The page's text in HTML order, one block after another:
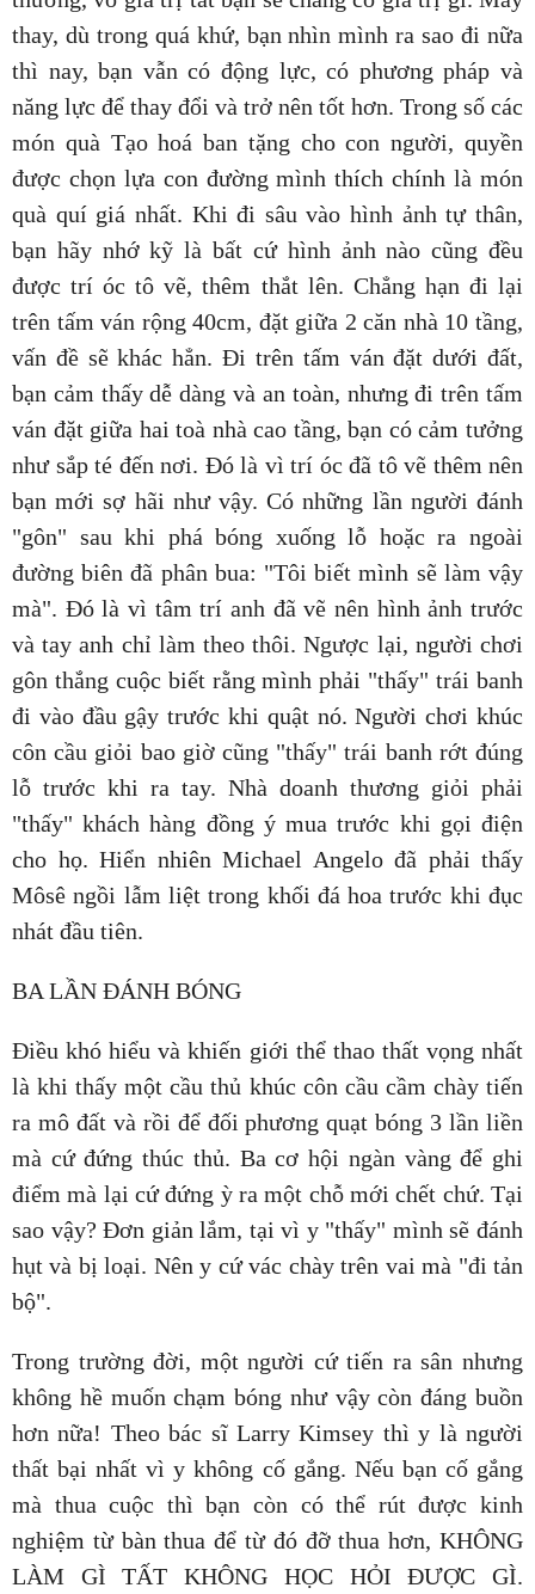
thay, dù trong quá khứ, bạn nhìn mình ra sao đi nữa
thì nay, bạn vẫn có động lực, có phương pháp và
năng lực để thay đổi và trở nên tốt hơn. Trong số các
món quà Tạo hoá ban tặng cho con người, quyền
được chọn lựa con đường mình thích chính là món
quà quí giá nhất. Khi đi sâu vào hình ảnh tự thân,
bạn hãy nhớ kỹ là bất cứ hình ảnh nào cũng đều
được trí óc tô vẽ, thêm thắt lên. Chẳng hạn đi lại
trên tấm ván rộng 40cm, đặt giữa 2 căn nhà 10 tầng,
vấn đề sẽ khác hẳn. Đi trên tấm ván đặt dưới đất,
bạn cảm thấy dễ dàng và an toàn, nhưng đi trên tấm
ván đặt giữa hai toà nhà cao tầng, bạn có cảm tưởng
như sắp té đến nơi. Đó là vì trí óc đã tô vẽ thêm nên
bạn mới sợ hãi như vậy. Có những lần người đánh
"gôn" sau khi phá bóng xuống lỗ hoặc ra ngoài
đường biên đã phân bua: "Tôi biết mình sẽ làm vậy
mà". Đó là vì tâm trí anh đã vẽ nên hình ảnh trước
và tay anh chỉ làm theo thôi. Ngược lại, người chơi
gôn thắng cuộc biết rằng mình phải "thấy" trái banh
đi vào đầu gậy trước khi quật nó. Người chơi khúc
côn cầu giỏi bao giờ cũng "thấy" trái banh rớt đúng
lỗ trước khi ra tay. Nhà doanh thương giỏi phải
"thấy" khách hàng đồng ý mua trước khi gọi điện
cho họ. Hiển nhiên Michael Angelo đã phải thấy
Môsê ngồi lẫm liệt trong khối đá hoa trước khi đục
nhát đầu tiên.
BA LẦN ĐÁNH BÓNG
Điều khó hiểu và khiến giới thể thao thất vọng nhất
là khi thấy một cầu thủ khúc côn cầu cầm chày tiến
ra mô đất và rồi để đối phương quạt bóng 3 lần liền
mà cứ đứng thúc thủ. Ba cơ hội ngàn vàng để ghi
điểm mà lại cứ đứng ỳ ra một chỗ mới chết chứ. Tại
sao vậy? Đơn giản lắm, tại vì y "thấy" mình sẽ đánh
hụt và bị loại. Nên y cứ vác chày trên vai mà "đi tản
bộ".
Trong trường đời, một người cứ tiến ra sân nhưng
không hề muốn chạm bóng như vậy còn đáng buồn
hơn nữa! Theo bác sĩ Larry Kimsey thì y là người
thất bại nhất vì y không cố gắng. Nếu bạn cố gắng
mà thua cuộc thì bạn còn có thể rút được kinh
nghiệm từ bàn thua để từ đó đỡ thua hơn, KHÔNG
LÀM GÌ TẤT KHÔNG HỌC HỎI ĐƯỢC GÌ.